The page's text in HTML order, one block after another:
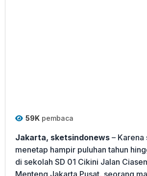
59K pembaca
Jakarta, sketsindonews – Karena
menetap hampir puluhan tahun
di sekolah SD 01 Cikini Jalan
Menteng Jakarta Pusat, seorang